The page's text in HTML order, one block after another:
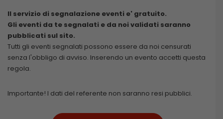
Il servizio di segnalazione eventi e' gratuito.
Gli eventi da te segnalati e da noi validati saranno
pubblicati sul sito.
Tutti gli eventi segnalati possono essere da noi censurati
senza l'obbligo di avviso. Inserendo un evento accetti questa
regola.
Importante! I dati del referente non saranno resi pubblici.